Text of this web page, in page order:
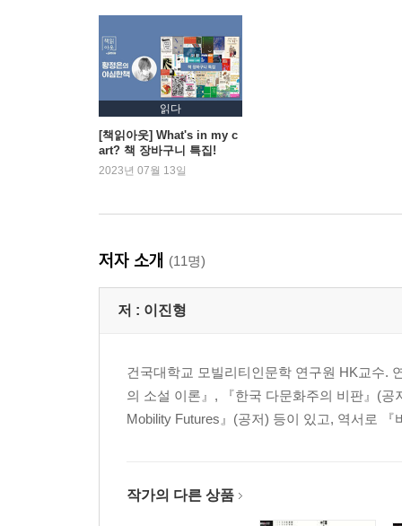
재개발 모빌리티 장치와 광주대단지 사건, 그리고
모빌리티와 군중
재개발 모빌리티 장치
장치로서의 집과 구두
버스의 모빌리티와 임모빌리티
대문의 안과 바깥
2부 모바일 공동체와 모빌리티 윤리
고도 모빌리티 시대의 장소감
고도 모빌리티 시대의 장소윤리
지구적 장소감과 지구적 장소윤리
《동해도 오십삼차》의 명소
읽다
[책읽아웃] What's in my c
art? 책 장바구니 특집!
2023년 07월 13일
저자 소개 (11명)
저 : 이진형
건국대학교 모빌리티인문학 연구원 HK교수.
의 소설 이론』, 『한국 다문화주의 비판』(
Mobility Futures』(공저) 등이 있고, 역서로
작가의 다른 상품